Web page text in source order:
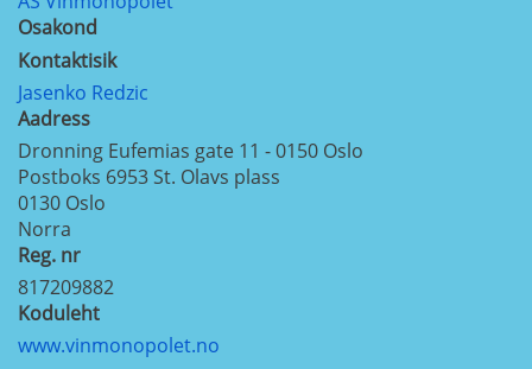
Osakond
Kontaktisik
Jasenko Redzic
Aadress
Dronning Eufemias gate 11 - 0150 Oslo
Postboks 6953 St. Olavs plass
0130 Oslo
Norra
Reg. nr
817209882
Koduleht
www.vinmonopolet.no